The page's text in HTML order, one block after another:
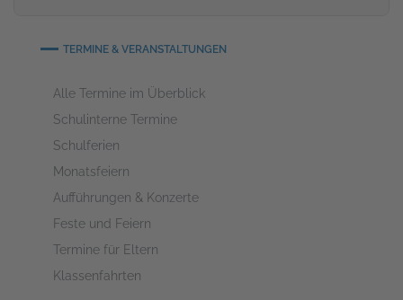
TERMINE & VERANSTALTUNGEN
Alle Termine im Überblick
Schulinterne Termine
Schulferien
Monatsfeiern
Aufführungen & Konzerte
Feste und Feiern
Termine für Eltern
Klassenfahrten